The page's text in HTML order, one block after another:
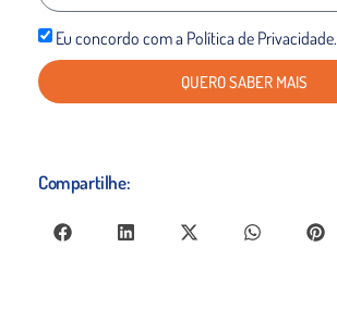
Eu concordo com a Política de Privacidade.
QUERO SABER MAIS
Compartilhe: